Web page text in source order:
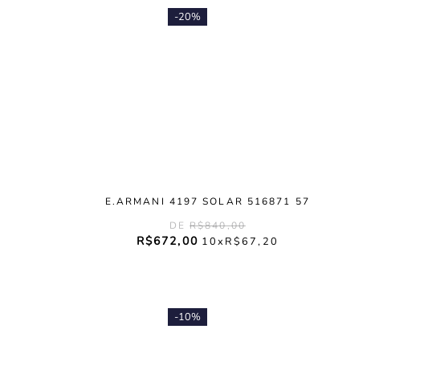
-20%
E.ARMANI 4197 SOLAR 516871 57
R$840,00
R$672,00 10 R$67, 20
-10%